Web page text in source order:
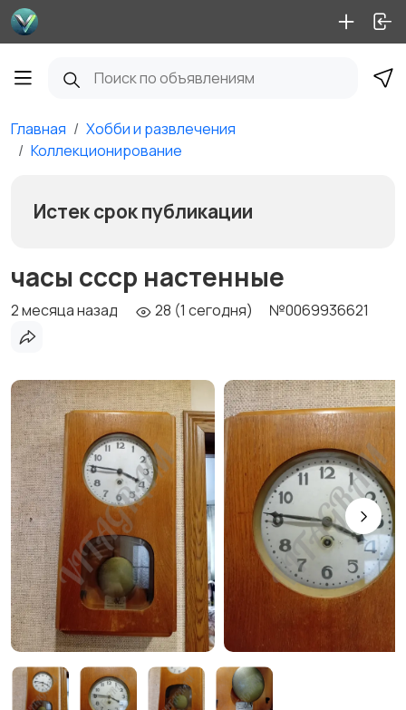
Главная
Хобби и развлечения
Коллекционирование
Истек срок публикации
часы ссср настенные
2 месяца назад 28 (1 сегодня) №0069936621